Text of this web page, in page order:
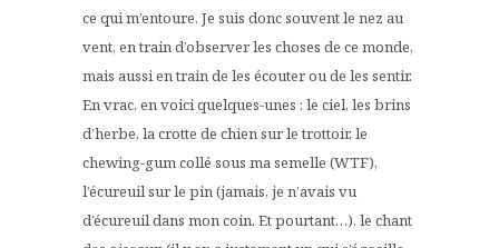
ce qui m’entoure. Je suis donc souvent le nez au
vent, en train d’observer les choses de ce monde,
mais aussi en train de les écouter ou de les sentir.
En vrac, en voici quelques-unes : le ciel, les brins
d’herbe, la crotte de chien sur le trottoir, le
chewing-gum collé sous ma semelle (WTF),
l’écureuil sur le pin (jamais, je n’avais vu
d’écureuil dans mon coin. Et pourtant…), le chant